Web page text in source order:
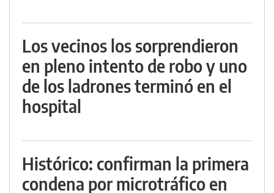
Los vecinos los sorprendieron
en pleno intento de robo y uno
de los ladrones terminó en el
hospital
Histórico: confirman la primera
condena por microtráfico en